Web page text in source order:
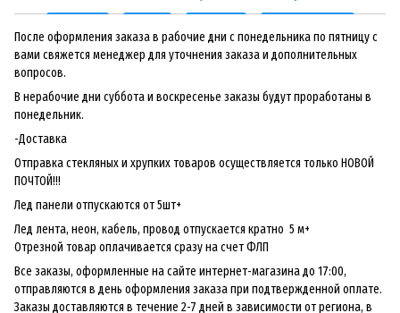
После оформления заказа в рабочие дни с понедельника по пятницу с
вами свяжется менеджер для уточнения заказа и дополнительных
вопросов.
В нерабочие дни суббота и воскресенье заказы будут проработаны в
понедельник.
-Доставка
Отправка стекляных и хрупких товаров осуществляется только НОВОЙ
ПОЧТОЙ!!!
Лед панели отпускаются от 5шт+
Лед лента, неон, кабель, провод отпускается кратно 5 м+
Отрезной товар оплачивается сразу на счет ФЛП
Все заказы, оформленные на сайте интернет-магазина до 17:00,
отправляются в день оформления заказа при подтвержденной оплате.
Заказы доставляются в течение 2-7 дней в зависимости от региона, в